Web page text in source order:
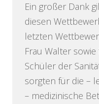
Ein großer Dank
diesen
letzten
Frau Walter
Schüler der
sorgten für die –
– medizinische